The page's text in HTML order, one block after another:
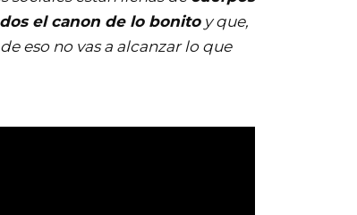
el canon de lo bonitoy que,
eso no vas a alcanzar lo que